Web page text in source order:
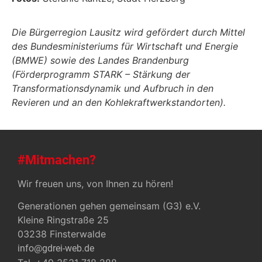
Die Bürgerregion Lausitz wird gefördert durch Mittel
des Bundesministeriums für Wirtschaft und Energie
(BMWE) sowie des Landes Brandenburg
(Förderprogramm STARK – Stärkung der
Transformationsdynamik und Aufbruch in den
Revieren und an den Kohlekraftwerkstandorten).
#Mitmachen?
Wir freuen uns, von Ihnen zu hören!
Generationen gehen gemeinsam (G3) e.V.
Kleine Ringstraße 25
03238 Finsterwalde
info@gdrei-web.de